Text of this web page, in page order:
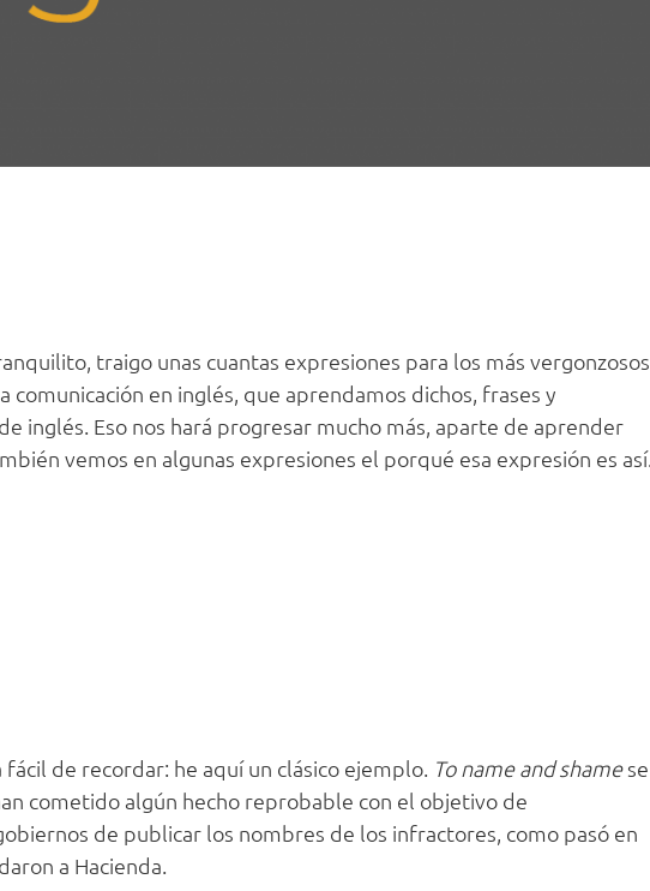
traigo unas cuantas expresiones para los más vergonzosos.
en inglés, que aprendamos dichos, frases y
inglés. Eso nos hará progresar mucho más, aparte de aprender
vemos en algunas expresiones el porqué esa expresión es así.
de recordar: he aquí un clásico ejemplo. To name and shamese
cometido algún hecho reprobable con el objetivo de
de publicar los nombres de los infractores, como pasó en
a Hacienda.